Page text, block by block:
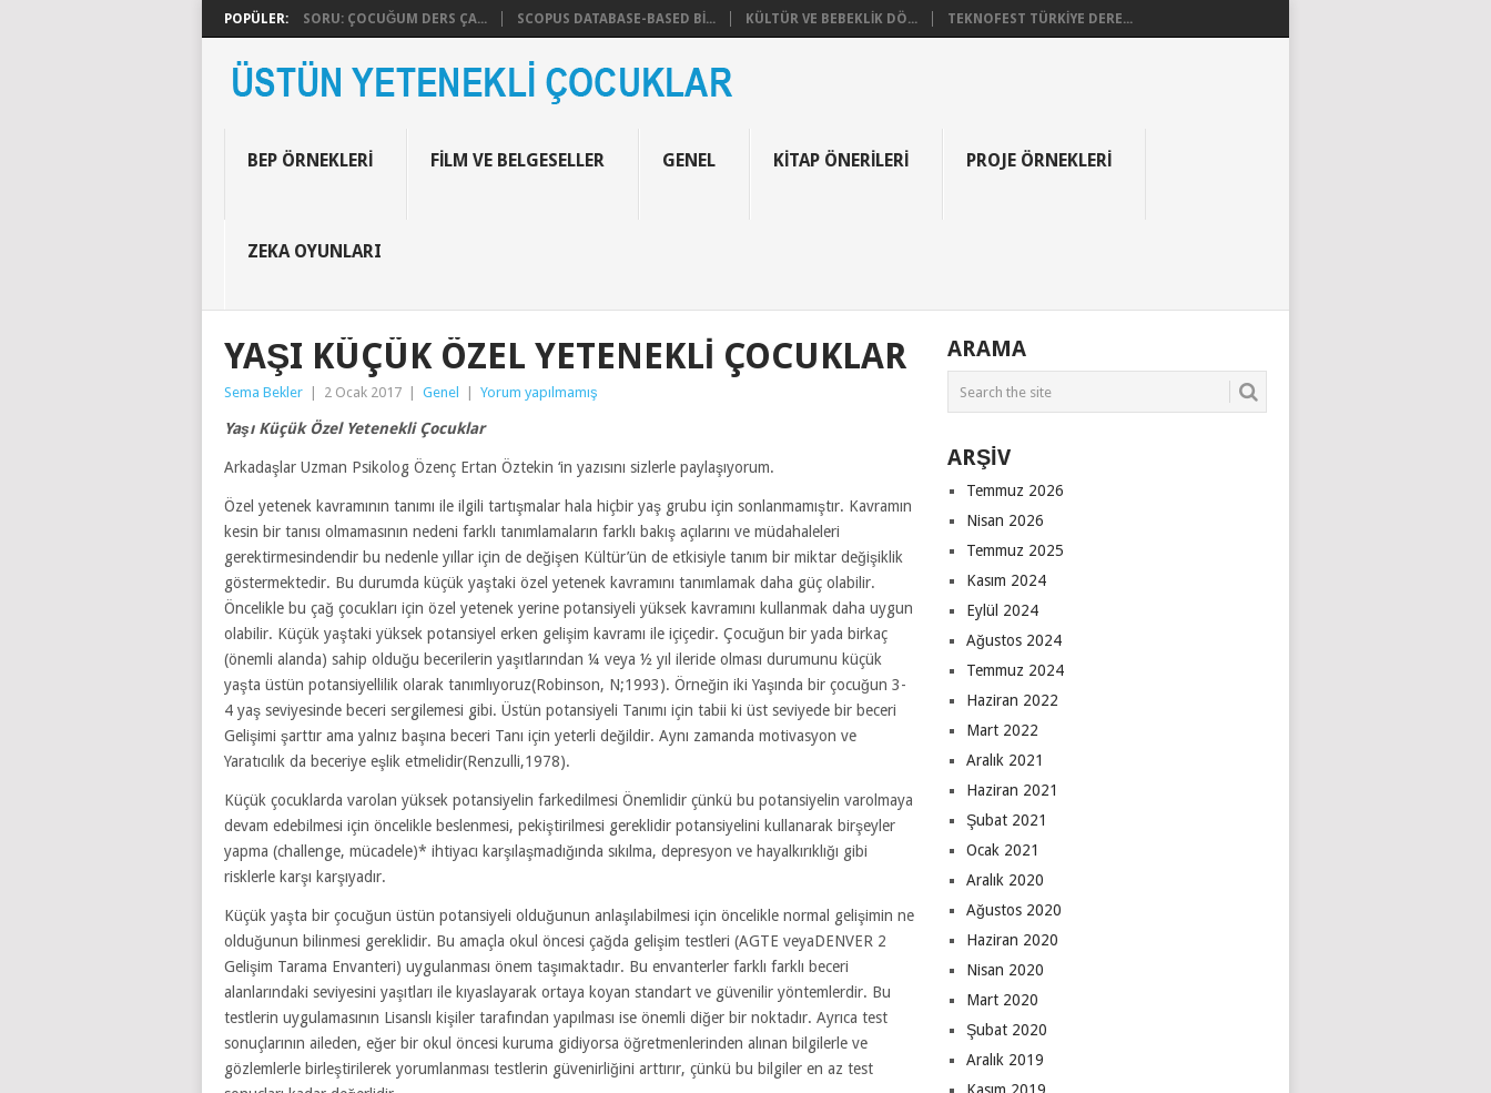
POPÜLER: SORU: ÇOCUĞUM DERS ÇA... SCOPUS DATABASE-BASED BI... KÜLTÜR VE BEBEKLIK DÖ... TEKNOFEST TÜRKİYE DERE...
BEP ÖRNEKLERI FILM VE BELGESELLER GENEL KITAP ÖNERILERI PROJE ÖRNEKLERI
ZEKA OYUNLARI
YAŞI KÜÇÜK ÖZEL YETENEKLI ÇOCUKLAR
Sema Bekler 2 Ocak 2017 Genel Yorum yapılmamış
Yaşı Küçük Özel Yetenekli Çocuklar
Arkadaşlar Uzman Psikolog Özenç Ertan Öztekin ‘in yazısını sizlerle paylaşıyorum.
Özel yetenek kavramının tanımı ile ilgili tartışmalar hala hiçbir yaş grubu için sonlanmamıştır. Kavramın
kesin bir tanısı olmamasının nedeni farklı tanımlamaların farklı bakış açılarını ve müdahaleleri
gerektirmesindendir bu nedenle yıllar için de değişen Kültür’ün de etkisiyle tanım bir miktar değişiklik
göstermektedir. Bu durumda küçük yaştaki özel yetenek kavramını tanımlamak daha güç olabilir.
Öncelikle bu çağ çocukları için özel yetenek yerine potansiyeli yüksek kavramını kullanmak daha uygun
olabilir. Küçük yaştaki yüksek potansiyel erken gelişim kavramı ile içiçedir. Çocuğun bir yada birkaç
(önemli alanda) sahip olduğu becerilerin yaşıtlarından ¼ veya ½ yıl ileride olması durumunu küçük
yaşta üstün potansiyellilik olarak tanımlıyoruz(Robinson, N;1993). Örneğin iki Yaşında bir çocuğun 3-
4 yaş seviyesinde beceri sergilemesi gibi. Üstün potansiyeli Tanımı için tabii ki üst seviyede bir beceri
Gelişimi şarttır ama yalnız başına beceri Tanı için yeterli değildir. Aynı zamanda motivasyon ve
Yaratıcılık da beceriye eşlik etmelidir(Renzulli,1978).
Küçük çocuklarda varolan yüksek potansiyelin farkedilmesi Önemlidir çünkü bu potansiyelin varolmaya
devam edebilmesi için öncelikle beslenmesi, pekiştirilmesi gereklidir potansiyelini kullanarak birşeyler
yapma (challenge, mücadele)* ihtiyacı karşılaşmadığında sıkılma, depresyon ve hayalkırıklığı gibi
risklerle karşı karşıyadır.
Küçük yaşta bir çocuğun üstün potansiyeli olduğunun anlaşılabilmesi için öncelikle normal gelişimin ne
olduğunun bilinmesi gereklidir. Bu amaçla okul öncesi çağda gelişim testleri (AGTE veyaDENVER 2
Gelişim Tarama Envanteri) uygulanması önem taşımaktadır. Bu envanterler farklı farklı beceri
alanlarındaki seviyesini yaşıtları ile kıyaslayarak ortaya koyan standart ve güvenilir yöntemlerdir. Bu
testlerin uygulamasının Lisanslı kişiler tarafından yapılması ise önemli diğer bir noktadır. Ayrıca test
sonuçlarının aileden, eğer bir okul öncesi kuruma gidiyorsa öğretmenlerinden alınan bilgilerle ve
gözlemlerle birleştirilerek yorumlanması testlerin güvenirliğini arttırır, çünkü bu bilgiler en az test
ARAMA
ARŞİV
Temmuz 2026
Nisan 2026
Temmuz 2025
Kasım 2024
Eylül 2024
Ağustos 2024
Temmuz 2024
Haziran 2022
Mart 2022
Aralık 2021
Haziran 2021
Şubat 2021
Ocak 2021
Aralık 2020
Ağustos 2020
Haziran 2020
Nisan 2020
Mart 2020
Şubat 2020
Aralık 2019